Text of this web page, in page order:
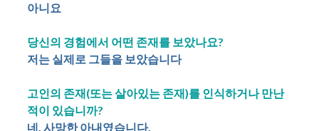
아니요
당신의 경험에서 어떤 존재를 보았나요?
저는 실제로 그들을 보았습니다
고인의 존재(또는 살아있는 존재)를 인식하거나 만난
적이 있습니까?
네, 사망한 아내였습니다.